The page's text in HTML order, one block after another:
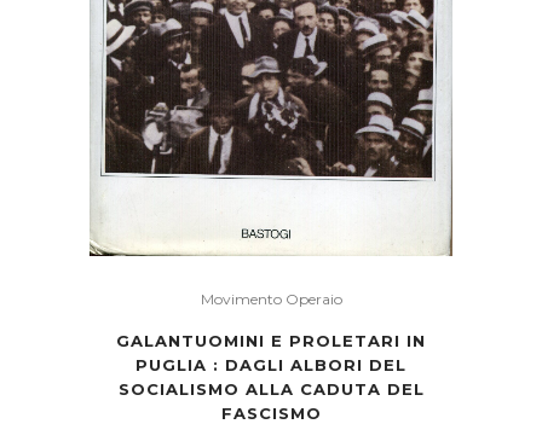
Movimento Operaio
GALANTUOMINI E PROLETARI IN
PUGLIA : DAGLI ALBORI DEL
SOCIALISMO ALLA CADUTA DEL
FASCISMO